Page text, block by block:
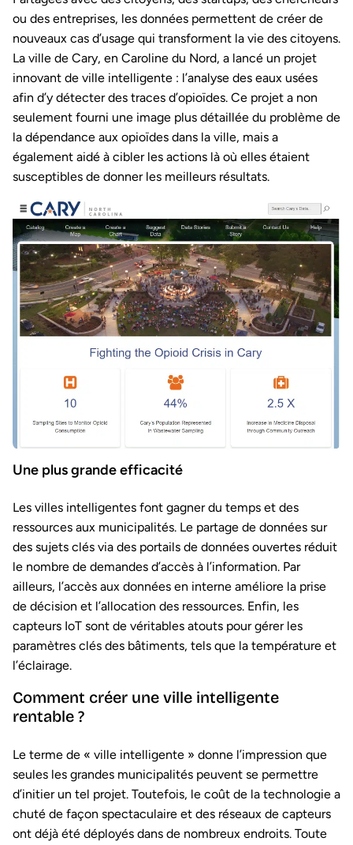
ou des entreprises, les données permettent de créer de
nouveaux cas d’usage qui transforment la vie des citoyens.
La ville de Cary, en Caroline du Nord, a lancé un projet
innovant de ville intelligente : l’analyse des eaux usées
afin d’y détecter des traces d’opioïdes. Ce projet a non
seulement fourni une image plus détaillée du problème de
la dépendance aux opioïdes dans la ville, mais a
également aidé à cibler les actions là où elles étaient
susceptibles de donner les meilleurs résultats.
Une plus grande efficacité
Les villes intelligentes font gagner du temps et des
ressources aux municipalités. Le partage de données sur
des sujets clés via des portails de données ouvertes réduit
le nombre de demandes d’accès à l’information. Par
ailleurs, l’accès aux données en interne améliore la prise
de décision et l’allocation des ressources. Enfin, les
capteurs IoT sont de véritables atouts pour gérer les
paramètres clés des bâtiments, tels que la température et
l’éclairage.
Comment créer une ville intelligente
rentable ?
Le terme de « ville intelligente » donne l’impression que
seules les grandes municipalités peuvent se permettre
d’initier un tel projet. Toutefois, le coût de la technologie a
chuté de façon spectaculaire et des réseaux de capteurs
ont déjà été déployés dans de nombreux endroits. Toute